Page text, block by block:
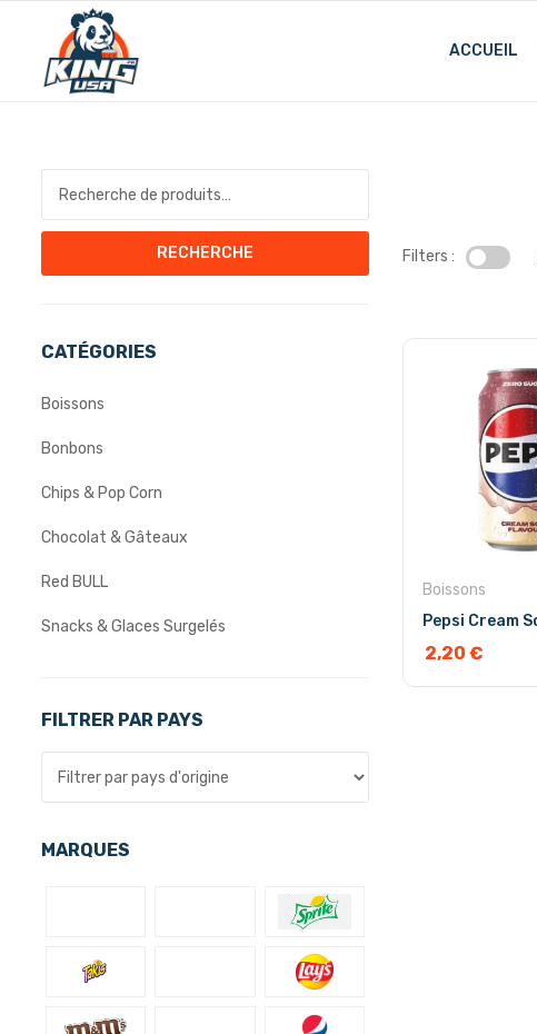
ACCUEIL
Filters :
Boissons
2,20 €
RECHERCHE
CATÉGORIES
Boissons
Bonbons
Chips & Pop Corn
Chocolat & Gâteaux
Red BULL
Snacks & Glaces Surgelés
FILTRER PAR PAYS
MARQUES